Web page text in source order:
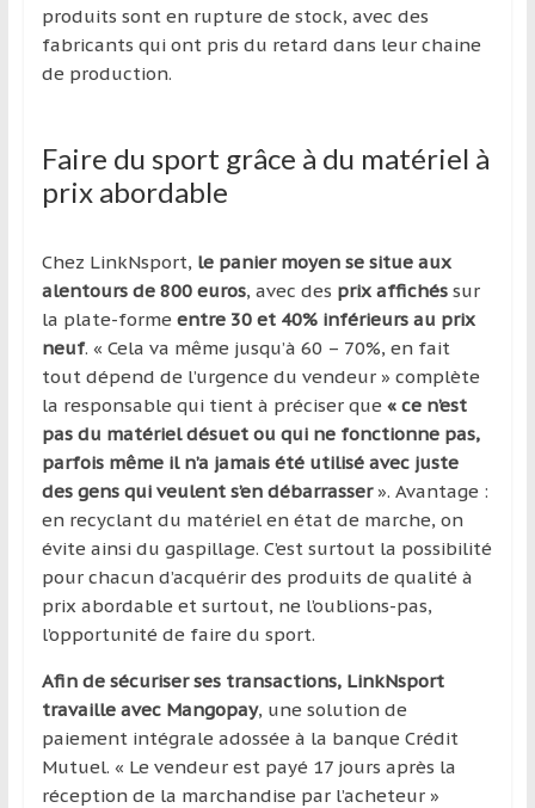
produits sont en rupture de stock, avec des
fabricants qui ont pris du retard dans leur chaine
de production.
Faire du sport grâce à du matériel à
prix abordable
Chez LinkNsport, le panier moyen se situe aux
alentours de 800 euros, avec des prix affichés sur
la plate-forme entre 30 et 40% inférieurs au prix
neuf. « Cela va même jusqu’à 60 – 70%, en fait
tout dépend de l’urgence du vendeur » complète
la responsable qui tient à préciser que« ce n’est
pas du matériel désuet ou qui ne fonctionne pas,
parfois même il n’a jamais été utilisé avec juste
des gens qui veulent s’en débarrasser». Avantage :
en recyclant du matériel en état de marche, on
évite ainsi du gaspillage. C’est surtout la possibilité
pour chacun d’acquérir des produits de qualité à
prix abordable et surtout, ne l’oublions-pas,
l’opportunité de faire du sport.
Afin de sécuriser ses transactions, LinkNsport
travaille avec Mangopay, une solution de
paiement intégrale adossée à la banque Crédit
Mutuel. « Le vendeur est payé 17 jours après la
réception de la marchandise par l’acheteur »